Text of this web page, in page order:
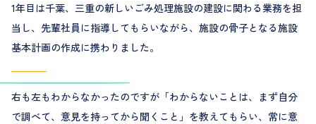
1年目は千葉、三重の新しいごみ処理施設の建設に関わる業務を担
当し、先輩社員に指導してもらいながら、施設の骨子となる施設
基本計画の作成に携わりました。
右も左もわからなかったのですが「わからないことは、まず自分
で調べて、意見を持ってから聞くこと」を教えてもらい、常に意